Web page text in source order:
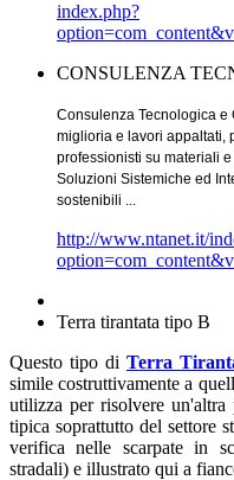
index.php?
CONSULENZA
Consulenza Tecnologica
miglioria e lavori appaltati,
professionisti su materiali
Soluzioni Sistemiche ed
sostenibili ...
http://www.ntanet.it/
Terra tirantata tipo B
Questo tipo di Terra
simile costruttivamente a
utilizza per risolvere un'altra
tipica soprattutto del settore
verifica nelle scarpate in
stradali) e illustrato qui a